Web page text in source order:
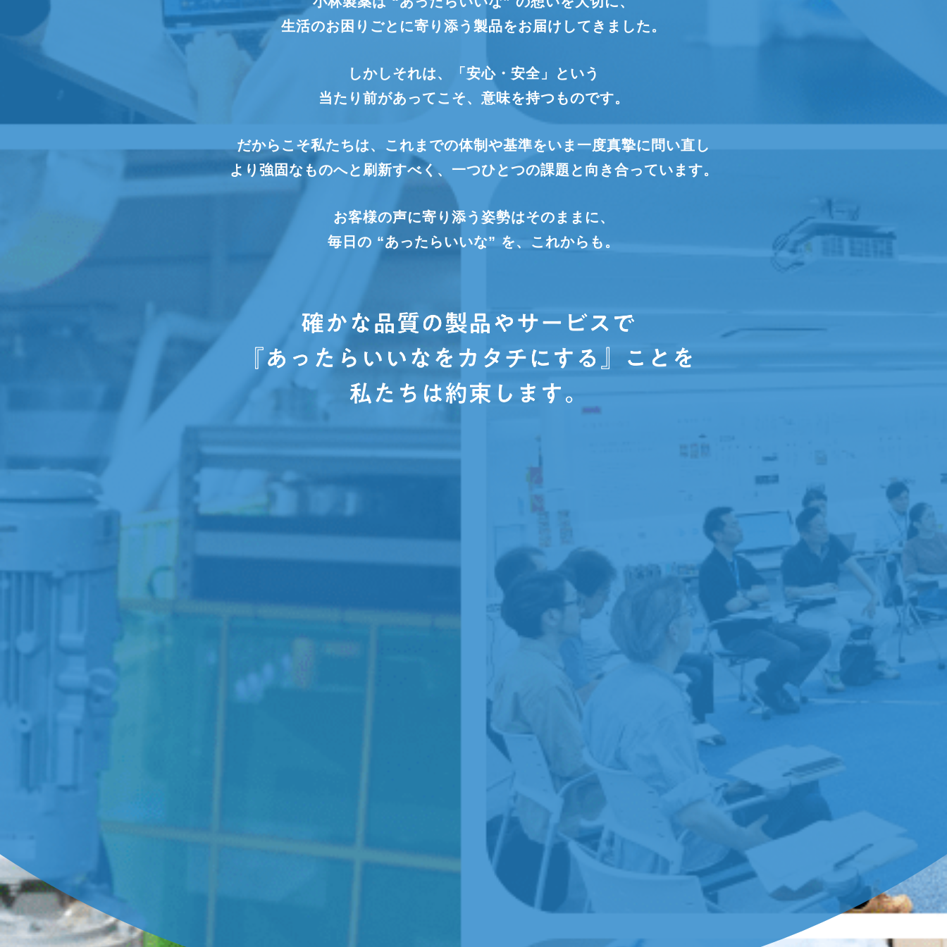
生活のお困りごとに寄り添う製品をお届けしてきました。
しかしそれは、
「安心・安全」という
当たり前があってこそ、 意味を持つものです。
だからこそ私たちは、 これまでの体制や基準をいま一度真摯に問い直し
より強固なものへと刷新すべく、 一つひとつの課題と向き合っています。
お客様の声に寄り添う姿勢はそのままに、
毎日の “あったらいいな” を、 これからも。
「安心・安全」を届ける
｢正しさ｣を問い続ける
この約束を全員で実行する
新小林製薬へ
確かな “あったらいいな” を
確かな品質で
「安心・安全」を届ける